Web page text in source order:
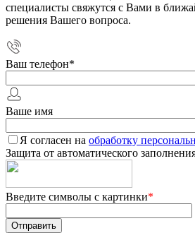
специалисты свяжутся с Вами в
решения Вашего вопроса.
Ваш телефон*
Ваше имя
Я согласен на обработку
Защита от автоматического
Введите символы с картинки*